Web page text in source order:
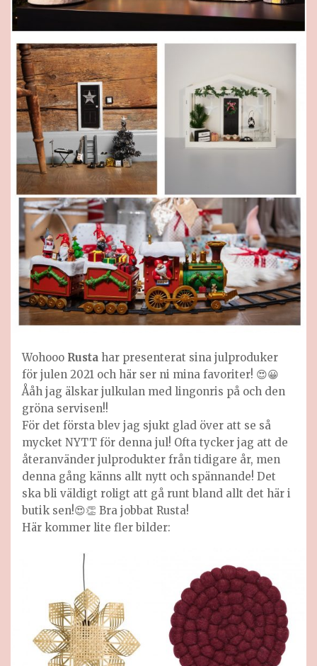
Wohooo Rusta har presenterat sina julproduker
för julen 2021 och här ser ni mina favoriter! 😍😀
Ååh jag älskar julkulan med lingonris på och den
gröna servisen!!
För det första blev jag sjukt glad över att se så
mycket NYTT för denna jul! Ofta tycker jag att de
återanvänder julprodukter från tidigare år, men
denna gång känns allt nytt och spännande! Det
ska bli väldigt roligt att gå runt bland allt det här i
butik sen!😍👏 Bra jobbat Rusta!
Här kommer lite fler bilder: